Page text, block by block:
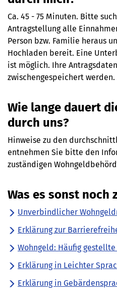
Ca. 45 - 75 Minuten. Bitte
Antragstellung alle
Person bzw. Familie heraus
Hochladen bereit. Eine
ist möglich. Ihre
zwischengespeichert werden.
Wie lange dauert
durch uns?
Hinweise zu den
entnehmen Sie bitte den
zuständigen
Was es sonst noch
Unverbindlicher
Erklärung zur
Wohngeld: Häufig
Erklärung in Leichter
Erklärung in